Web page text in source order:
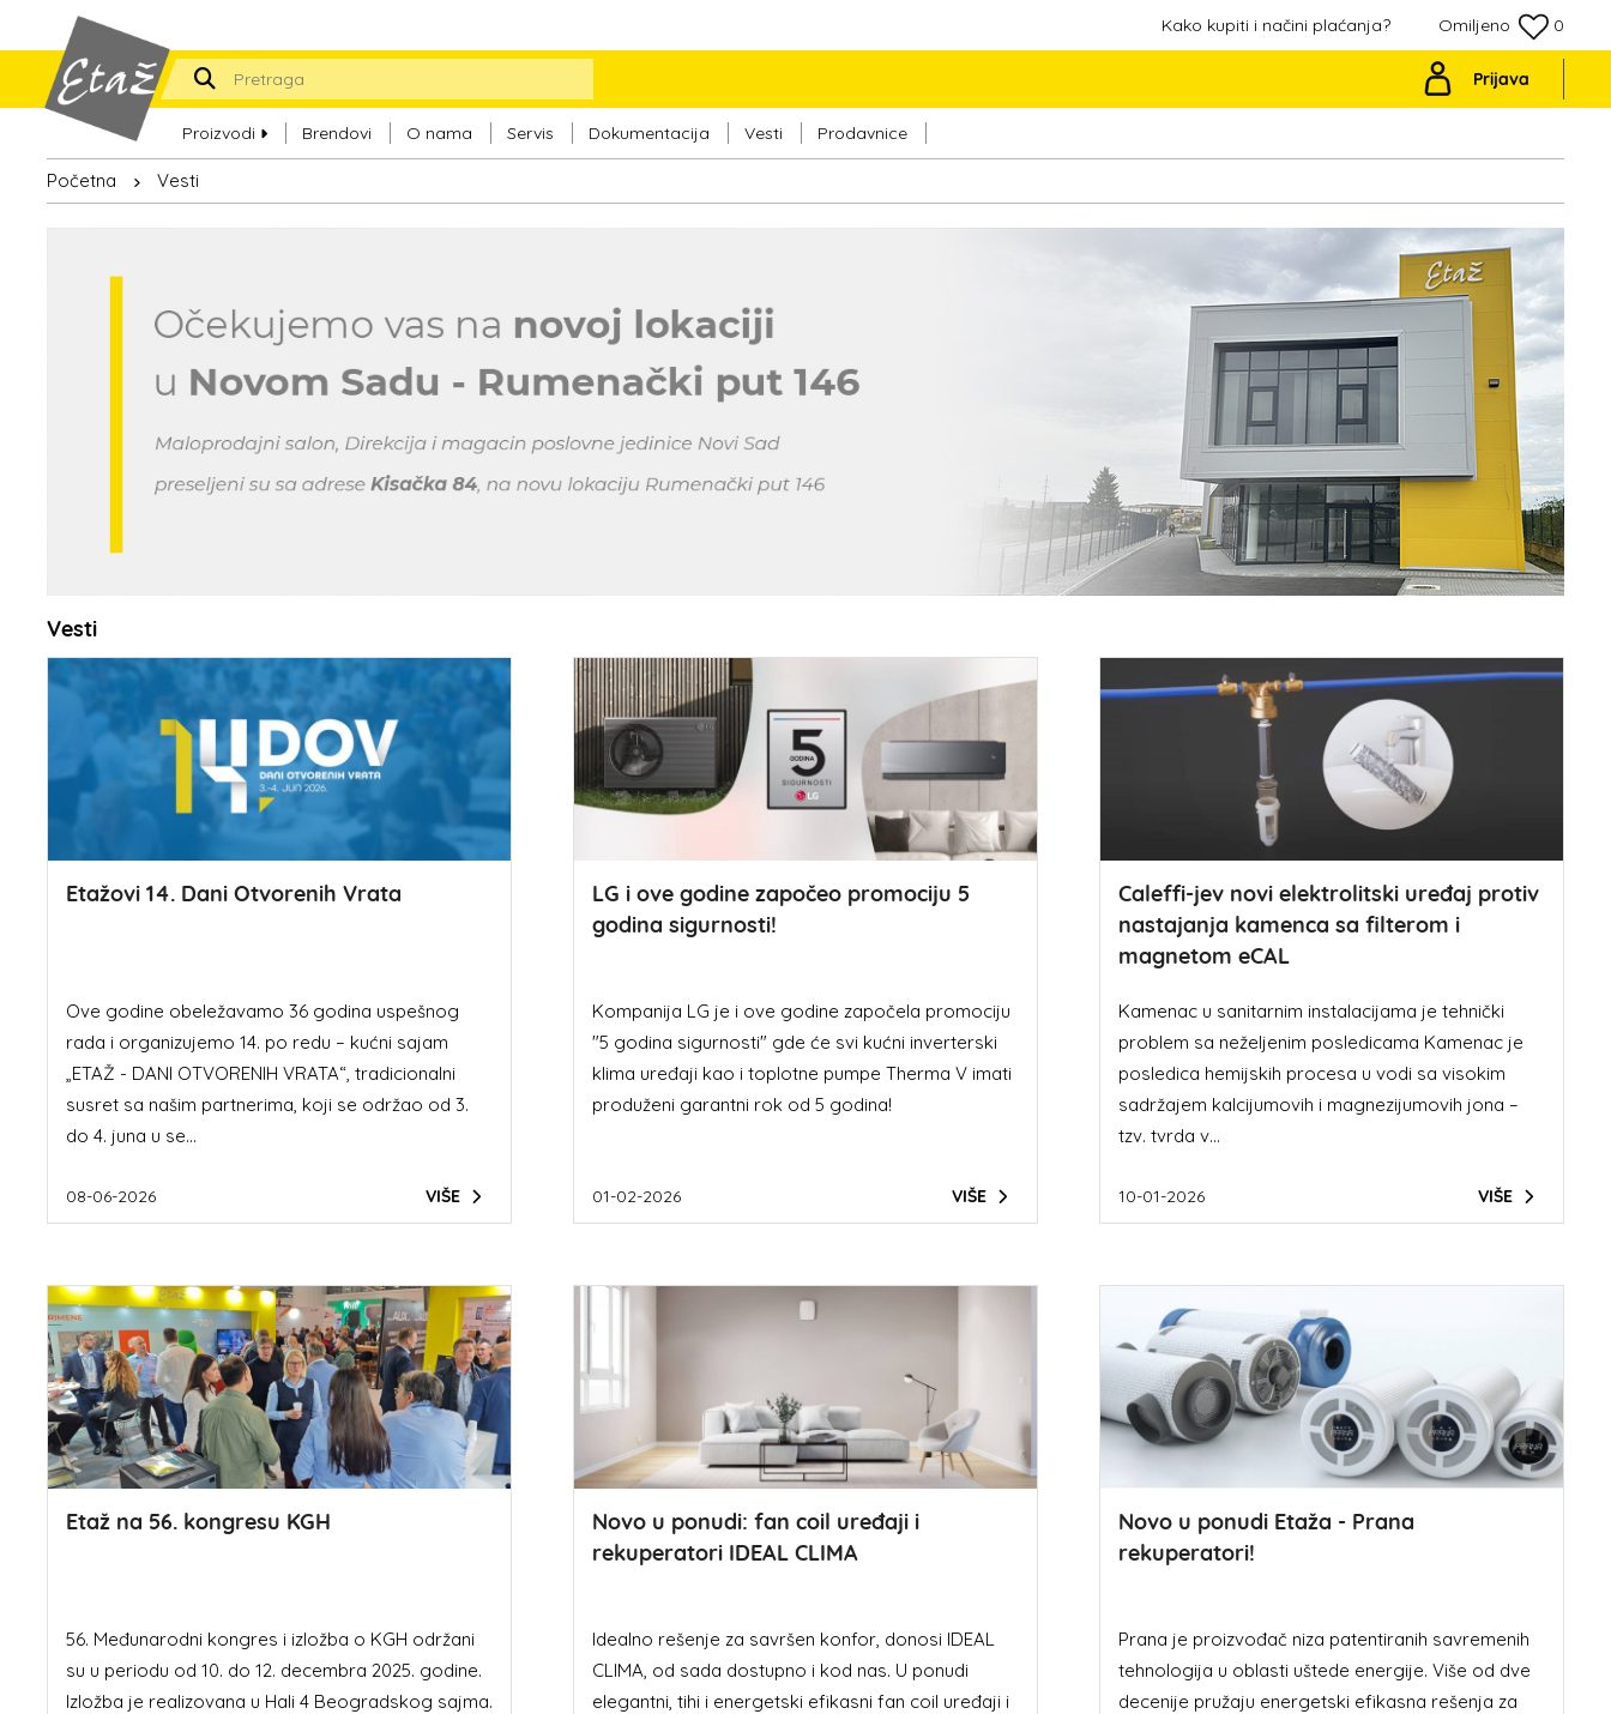
Omiljeno 0
Kako kupiti i načini plaćanja?
Prijava
Proizvodi Brendovi O nama Servis Dokumentacija Vesti Prodavnice
Početna Vesti
Vesti
Etažovi 14. Dani Otvorenih Vrata
Ove godine obeležavamo 36 godina uspešnog
rada i organizujemo 14. po redu – kućni sajam
„ETAŽ - DANI OTVORENIH VRATA“, tradicionalni
susret sa našim partnerima, koji se održao od 3.
do 4. juna u se...
08-06-2026 VIŠE
LG i ove godine započeo promociju 5
godina sigurnosti!
Kompanija LG je i ove godine započela promociju
"5 godina sigurnosti" gde će svi kućni inverterski
klima uređaji kao i toplotne pumpe Therma V imati
produženi garantni rok od 5 godina!
01-02-2026 VIŠE
Caleffi-jev novi elektrolitski uređaj protiv
nastajanja kamenca sa filterom i
magnetom eCAL
Kamenac u sanitarnim instalacijama je tehnički
problem sa neželjenim posledicama Kamenac je
posledica hemijskih procesa u vodi sa visokim
sadržajem kalcijumovih i magnezijumovih jona –
tzv. tvrda v...
10-01-2026 VIŠE
Etaž na 56. kongresu KGH
56. Međunarodni kongres i izložba o KGH održani
su u periodu od 10. do 12. decembra 2025. godine.
Izložba je realizovana u Hali 4 Beogradskog sajma.
Novo u ponudi: fan coil uređaji i
rekuperatori IDEAL CLIMA
Idealno rešenje za savršen konfor, donosi IDEAL
CLIMA, od sada dostupno i kod nas. U ponudi
elegantni, tihi i energetski efikasni fan coil uređaji i
Novo u ponudi Etaža - Prana
rekuperatori!
Prana je proizvođač niza patentiranih savremenih
tehnologija u oblasti uštede energije. Više od dve
decenije pružaju energetski efikasna rešenja za